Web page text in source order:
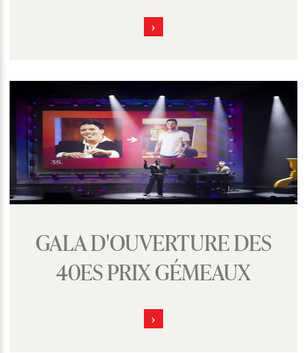
GALA D'OUVERTURE DES
40ES PRIX GÉMEAUX